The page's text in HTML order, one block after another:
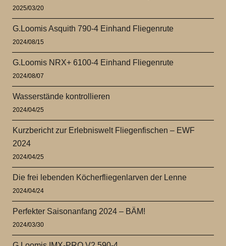
2025/03/20
G.Loomis Asquith 790-4 Einhand Fliegenrute
2024/08/15
G.Loomis NRX+ 6100-4 Einhand Fliegenrute
2024/08/07
Wasserstände kontrollieren
2024/04/25
Kurzbericht zur Erlebniswelt Fliegenfischen – EWF
2024
2024/04/25
Die frei lebenden Köcherfliegenlarven der Lenne
2024/04/24
Perfekter Saisonanfang 2024 – BÄM!
2024/03/30